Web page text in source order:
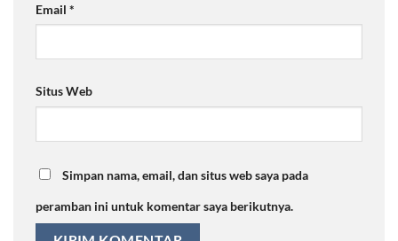
Email *
Situs Web
Simpan nama, email, dan situs web saya pada
peramban ini untuk komentar saya berikutnya.